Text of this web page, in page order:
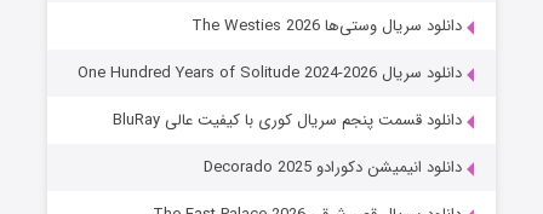
دانلود سریال وستی‌ها The Westies 2026
دانلود سریال One Hundred Years of Solitude 2024-2026
دانلود قسمت پنجم سریال کوری با کیفیت عالی BluRay
دانلود انیمیشن دکورادو Decorado 2025